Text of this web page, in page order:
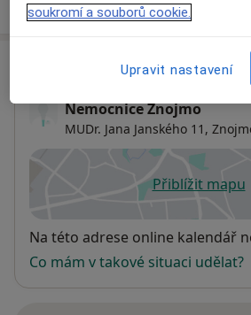
Nemocnice Znojmo
MUDr. Jana Janského 11,
Přiblížit mapu
se
Dostupnost
Na této adrese online kalendář
Co mám v takové situaci udělat?
soukromí a souborů cookie.
Upravit nastavení